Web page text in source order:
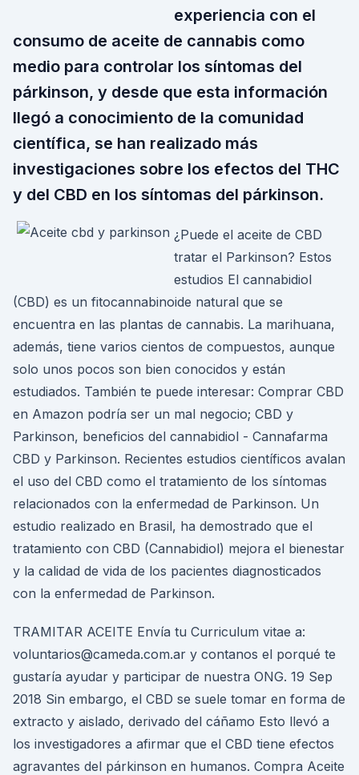
experiencia con el
consumo de aceite de cannabis como
medio para controlar los síntomas del
párkinson, y desde que esta información
llegó a conocimiento de la comunidad
científica, se han realizado más
investigaciones sobre los efectos del THC
y del CBD en los síntomas del párkinson.
¿Puede el aceite de CBD
tratar el Parkinson? Estos
estudios El cannabidiol
(CBD) es un fitocannabinoide natural que se
encuentra en las plantas de cannabis. La marihuana,
además, tiene varios cientos de compuestos, aunque
solo unos pocos son bien conocidos y están
estudiados. También te puede interesar: Comprar CBD
en Amazon podría ser un mal negocio; CBD y
Parkinson, beneficios del cannabidiol - Cannafarma
CBD y Parkinson. Recientes estudios científicos avalan
el uso del CBD como el tratamiento de los síntomas
relacionados con la enfermedad de Parkinson. Un
estudio realizado en Brasil, ha demostrado que el
tratamiento con CBD (Cannabidiol) mejora el bienestar
y la calidad de vida de los pacientes diagnosticados
con la enfermedad de Parkinson.
TRAMITAR ACEITE Envía tu Curriculum vitae a:
voluntarios@cameda.com.ar y contanos el porqué te
gustaría ayudar y participar de nuestra ONG. 19 Sep
2018 Sin embargo, el CBD se suele tomar en forma de
extracto y aislado, derivado del cáñamo Esto llevó a
los investigadores a afirmar que el CBD tiene efectos
agravantes del párkinson en humanos. Compra Aceite